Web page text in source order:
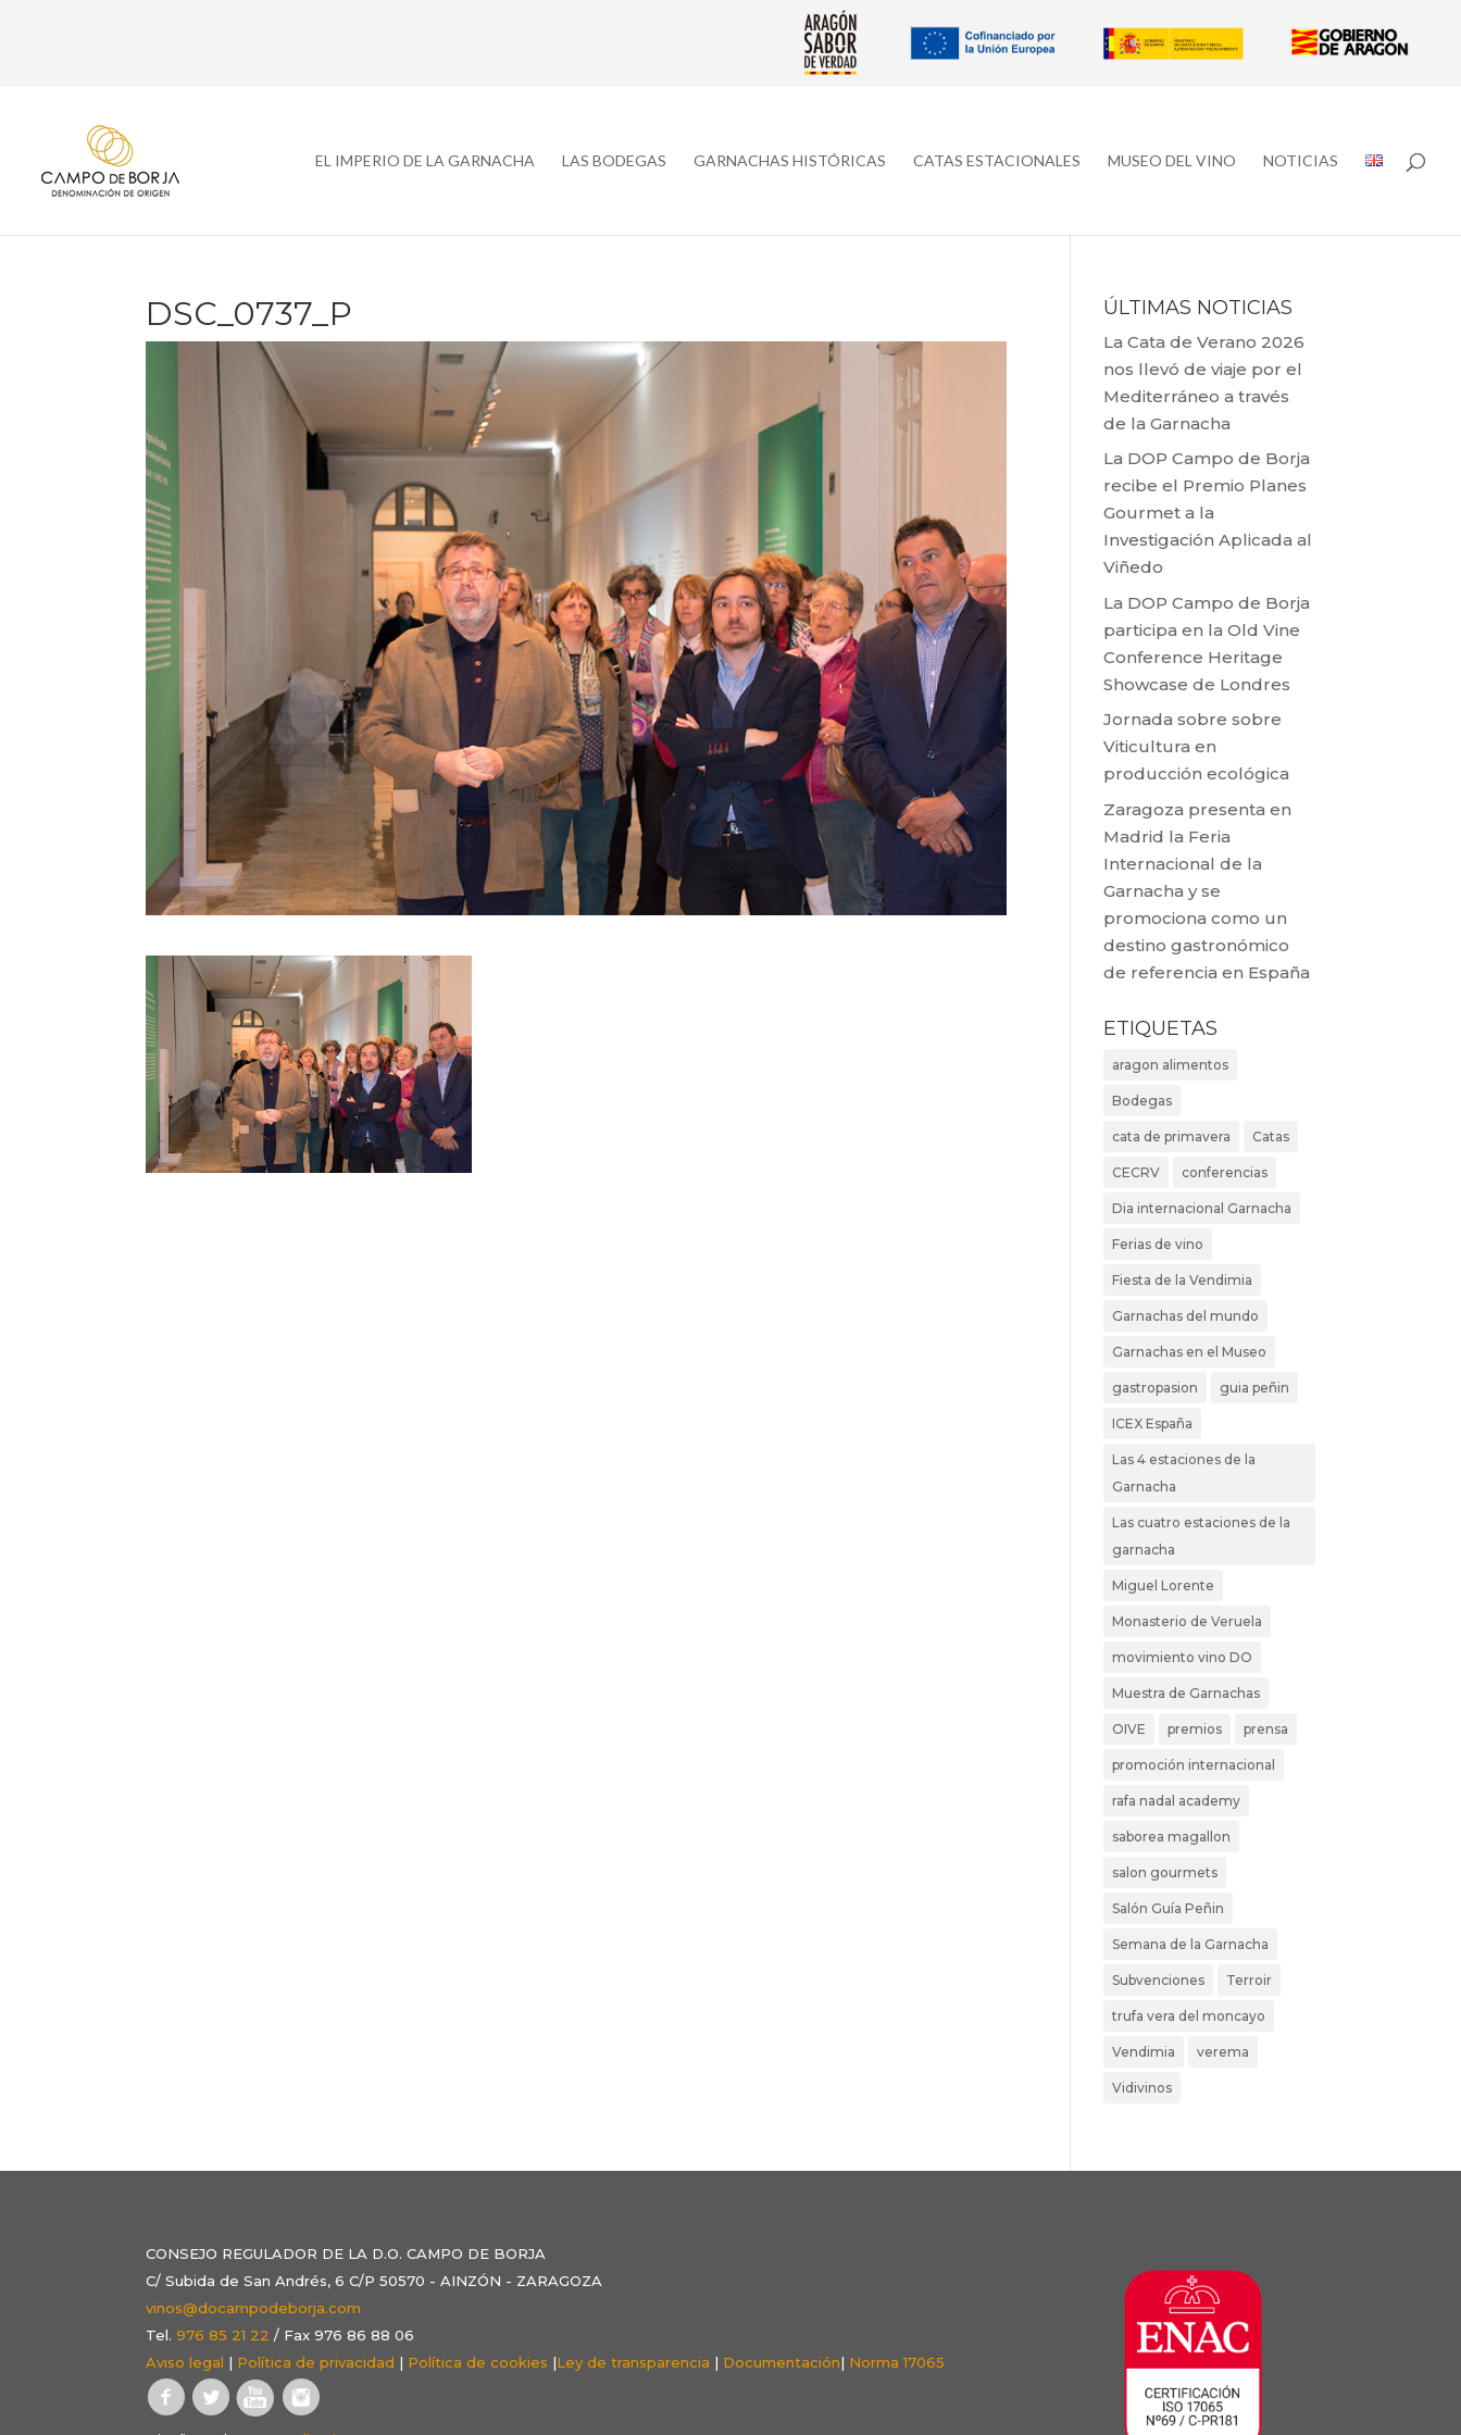
EL IMPERIO DE LA GARNACHA LAS BODEGAS GARNACHAS HISTÓRICAS CATAS ESTACIONALES MUSEO DEL VINO NOTICIAS
DSC_0737_P ÚLTIMAS NOTICIAS
La Cata de Verano 2026
nos llevó de viaje por el
Mediterráneo a través
de la Garnacha
La DOP Campo de Borja
recibe el Premio Planes
Gourmet a la
Investigación Aplicada al
Viñedo
La DOP Campo de Borja
participa en la Old Vine
Conference Heritage
Showcase de Londres
Jornada sobre sobre
Viticultura en
producción ecológica
Zaragoza presenta en
Madrid la Feria
Internacional de la
Garnacha y se
promociona como un
destino gastronómico
de referencia en España
ETIQUETAS
aragon alimentos
Bodegas
cata de primavera Catas
CECRV conferencias
Dia internacional Garnacha
Ferias de vino
Fiesta de la Vendimia
Garnachas del mundo
Garnachas en el Museo
gastropasion guia peñin
ICEX España
Las 4 estaciones de la
Garnacha
Las cuatro estaciones de la
garnacha
Miguel Lorente
Monasterio de Veruela
movimiento vino DO
Muestra de Garnachas
OIVE premios prensa
promoción internacional
rafa nadal academy
saborea magallon
salon gourmets
Salón Guía Peñin
Semana de la Garnacha
Subvenciones Terroir
trufa vera del moncayo
Vendimia verema
Vidivinos
CONSEJO REGULADOR DE LA D.O. CAMPO DE BORJA
C/ Subida de San Andrés, 6 C/P 50570 - AINZÓN - ZARAGOZA
vinos@docampodeborja.com
Tel.976 85 21 22 / Fax 976 86 88 06
Aviso legal | Política de privacidad | Política de cookies |Ley de transparencia | Documentación| Norma 17065